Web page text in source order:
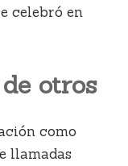
celebró en
otros
como
llamadas